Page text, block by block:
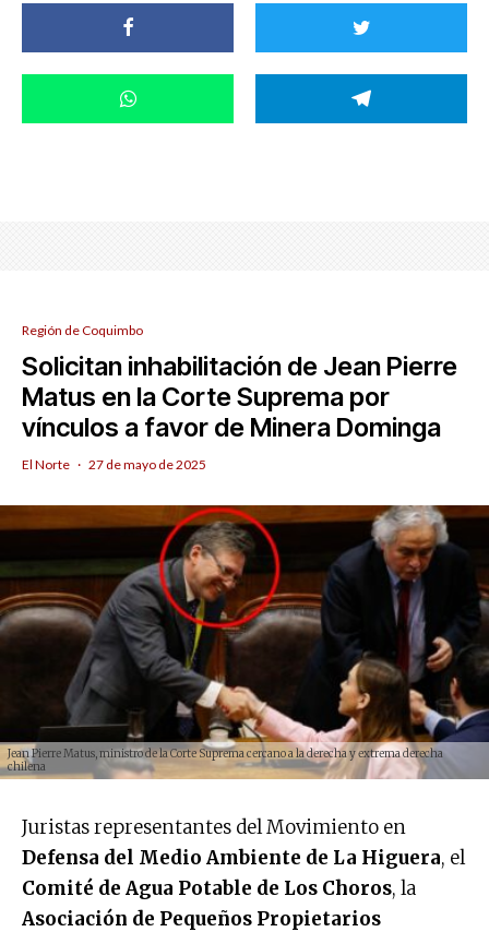
Región de Coquimbo
Solicitan inhabilitación de Jean Pierre
Matus en la Corte Suprema por
vínculos a favor de Minera Dominga
El Norte · 27 de mayo de 2025
Jean Pierre Matus, ministro de la Corte Suprema cercano a la derecha y extrema derecha
chilena
Juristas representantes del Movimiento en
Defensa del Medio Ambiente de La Higuera, el
Comité de Agua Potable de Los Choros, la
Asociación de Pequeños Propietarios